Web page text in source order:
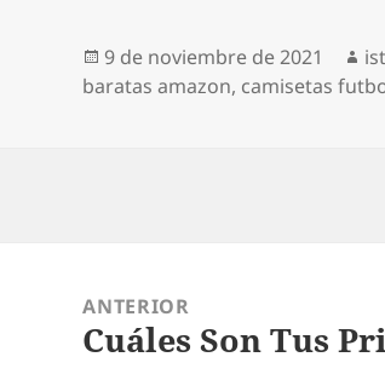
Publicado
el
9 de noviembre de 2021
baratas amazon, camisetas
entradas
ANTERIOR
Entrada
Cuáles Son Tus